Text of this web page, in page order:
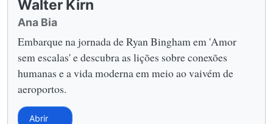
Walter Kirn
Ana Bia
Embarque na jornada de Ryan Bingham em 'Amor
sem escalas' e descubra as lições sobre conexões
humanas e a vida moderna em meio ao vaivém de
aeroportos.
Abrir